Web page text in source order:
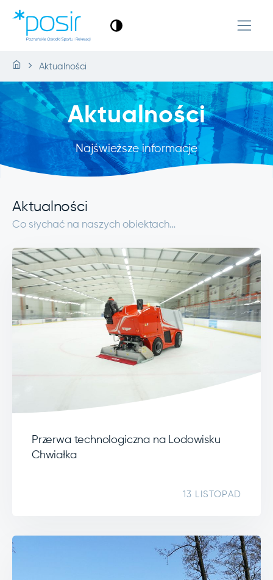
Aktualności
Aktualności
Najświeższe informacje
Aktualności
Co słychać na naszych obiektach…
Przerwa technologiczna na Lodowisku
Chwiałka
13 LISTOPAD